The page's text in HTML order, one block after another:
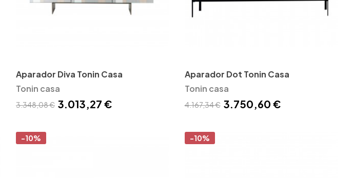
Aparador Diva Tonin Casa
Tonin casa
3.348,08 € 3.013,27 €
Aparador Dot Tonin Casa
Tonin casa
4.167,34 € 3.750,60 €
-10% -10%